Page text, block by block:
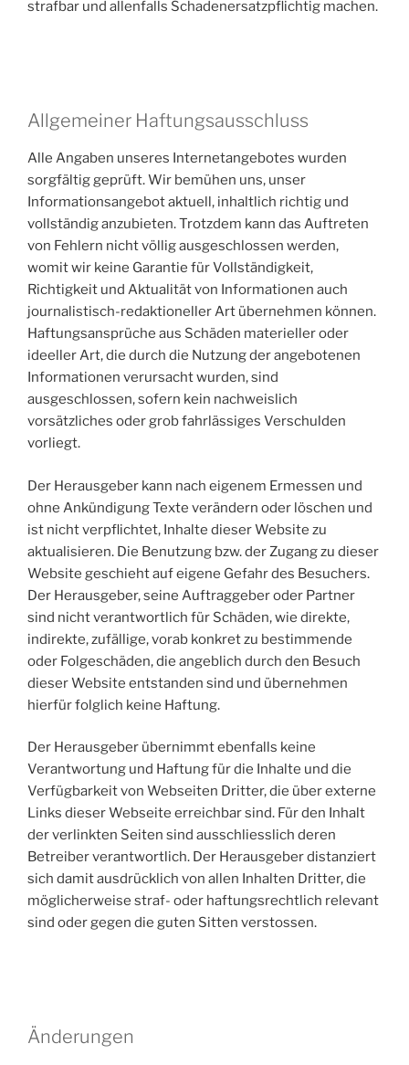
strafbar und allenfalls Schadenersatzpflichtig machen.
Allgemeiner Haftungsausschluss
Alle Angaben unseres Internetangebotes wurden
sorgfältig geprüft. Wir bemühen uns, unser
Informationsangebot aktuell, inhaltlich richtig und
vollständig anzubieten. Trotzdem kann das Auftreten
von Fehlern nicht völlig ausgeschlossen werden,
womit wir keine Garantie für Vollständigkeit,
Richtigkeit und Aktualität von Informationen auch
journalistisch-redaktioneller Art übernehmen können.
Haftungsansprüche aus Schäden materieller oder
ideeller Art, die durch die Nutzung der angebotenen
Informationen verursacht wurden, sind
ausgeschlossen, sofern kein nachweislich
vorsätzliches oder grob fahrlässiges Verschulden
vorliegt.
Der Herausgeber kann nach eigenem Ermessen und
ohne Ankündigung Texte verändern oder löschen und
ist nicht verpflichtet, Inhalte dieser Website zu
aktualisieren. Die Benutzung bzw. der Zugang zu dieser
Website geschieht auf eigene Gefahr des Besuchers.
Der Herausgeber, seine Auftraggeber oder Partner
sind nicht verantwortlich für Schäden, wie direkte,
indirekte, zufällige, vorab konkret zu bestimmende
oder Folgeschäden, die angeblich durch den Besuch
dieser Website entstanden sind und übernehmen
hierfür folglich keine Haftung.
Der Herausgeber übernimmt ebenfalls keine
Verantwortung und Haftung für die Inhalte und die
Verfügbarkeit von Webseiten Dritter, die über externe
Links dieser Webseite erreichbar sind. Für den Inhalt
der verlinkten Seiten sind ausschliesslich deren
Betreiber verantwortlich. Der Herausgeber distanziert
sich damit ausdrücklich von allen Inhalten Dritter, die
möglicherweise straf- oder haftungsrechtlich relevant
sind oder gegen die guten Sitten verstossen.
Änderungen